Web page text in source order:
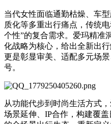
当代女性面临通勤枯燥、车
质化等多重出行痛点，传统
个性”的复合需求。爱玛精准
化战略为核心，给出全新出
更是彰显审美、适配多元场
号。
从功能代步到时尚生活方式
场景延伸、IP合作，构建覆